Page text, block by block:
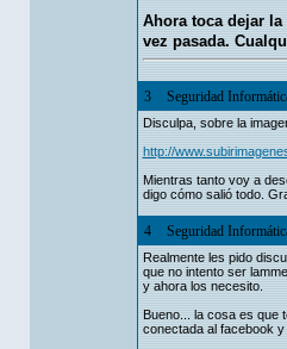
Ahora toca dejar
vez pasada.
3 Seguridad
Disculpa, sobre la
http://
Mientras tanto voy a
digo cómo salió todo.
4 Seguridad
Realmente les pido
que no intento ser
y ahora los necesito.
Bueno... la cosa es que
conectada al facebook y